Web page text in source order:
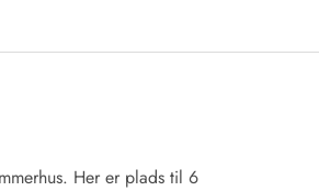
Her er plads til 6